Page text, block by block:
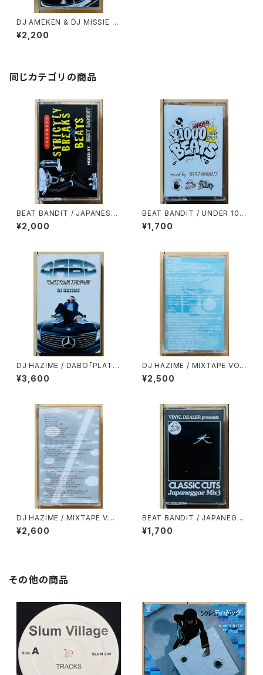
DJ AMEKEN & DJ MISSIE /
雷MIXTAPE
¥2,200
同じカテゴリの商品
BEAT BANDIT / JAPANESE
STRICTLY BREAKS & BEAT
S
¥2,000
BEAT BANDIT / UNDER 100
0YEN BEATS(60 MINUTES
OF CHEAPNESS)
¥1,700
DJ HAZIME / DABO「PLATIN
UM TONGUE」SPECIAL SA
MPLER MIXTAPE
¥3,600
DJ HAZIME / MIXTAPE VO
L.7
¥2,500
DJ HAZIME / MIXTAPE VOL.
10
¥2,600
BEAT BANDIT / JAPANEGG
AE MIX 3(CLASSIC CUTS)
¥1,700
その他の商品